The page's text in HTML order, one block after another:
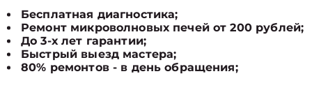
Бесплатная диагностика;
Ремонт микроволновых печей от 200 рублей;
До 3-х лет гарантии;
Быстрый выезд мастера;
80% ремонтов - в день обращения;